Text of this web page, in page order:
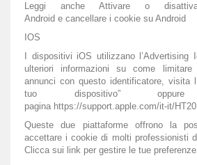
Leggi ancheAttivare o
Android e cancellare i cookie su Android
IOS
I dispositivi iOS utilizzano l’Advertising
ulteriori informazioni su come
annunci con questo identificatore, visita
tuo dispositivo”
pagina https://support.apple.com/it-it/
Queste due piattaforme offrono la
accettare i cookie di molti professionisti
Clicca sui link per gestire le tue